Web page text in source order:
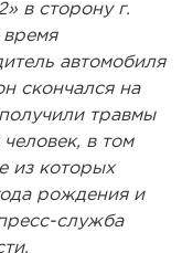
в сторону г.
автомобиля
скончался на
травмы
в том
из которых
рождения и
служба